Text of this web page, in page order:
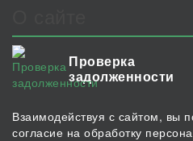
Проверка
задолженности
Взаимодействуя с сайтом, вы
согласие на обработку